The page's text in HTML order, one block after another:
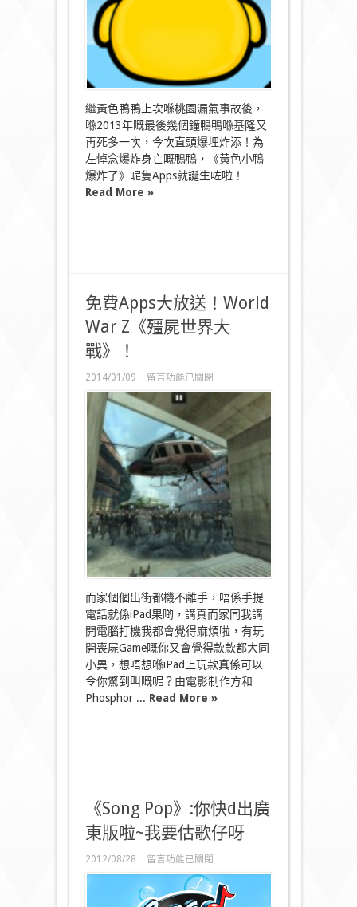
中
繼黃色鴨鴨上次喺桃園漏氣事故後，
喺2013年嘅最後幾個鐘鴨鴨喺基隆又
再死多一次，今次直頭爆埋炸添！為
左悼念爆炸身亡嘅鴨鴨，《黃色小鴨
爆炸了》呢隻Apps就誕生咗啦！
Read More »
免費Apps大放送！World
War Z《殭屍世界大
戰》！
2014/01/09
在
〈免
費
Apps
放
送！
World
War
Z《殭
屍
世
界
大
戰》！〉
中
留言功能已關閉
而家個個出街都機不離手，唔係手提
電話就係iPad果啲，講真而家同我講
開電腦打機我都會覺得麻煩啦，有玩
開喪屍Game嘅你又會覺得款款都大同
小異，想唔想喺iPad上玩款真係可以
令你驚到叫嘅呢？由電影制作方和
Phosphor ... Read More »
《Song Pop》:你快d出廣
東版啦~我要估歌仔呀
2012/08/28
在
〈《Song
Pop》:
你
留言功能已關閉